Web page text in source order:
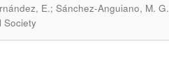
E.; Sánchez-Anguiano, M. G.
Society